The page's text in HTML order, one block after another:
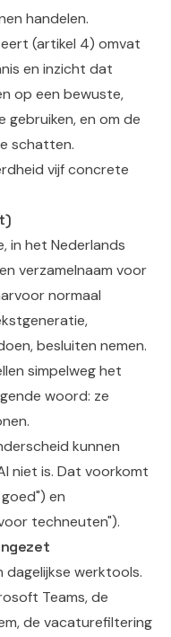
handelen.
(artikel 4) omvat
en inzicht dat
op een bewuste,
gebruiken, en om de
schatten.
vijf concrete
in het Nederlands
verzamelnaam voor
normaal
besluiten nemen.
simpelweg het
woord: ze
kunnen
niet is. Dat voorkomt
en
techneuten").
dagelijkse werktools.
Teams, de
de vacaturefiltering